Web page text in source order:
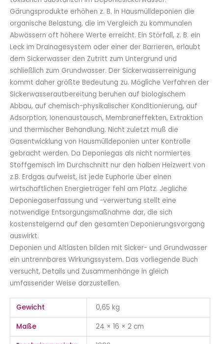
Gärungsprodukte erhöhen z. B. in Hausmülldeponien die
organische Belastung, die im Vergleich zu kommunalen
Abwässern oft höhere Werte erreicht. Ein Störfall, z. B. ein
Leck im Drai­nagesystem oder einer der Barrieren, erlaubt
dem Sickerwasser den Zutritt zum Untergrund und
schließlich zum Grundwasser. Der Sickerwasserreinigung
kommt daher größte Bedeutung zu. Mögliche Verfahren der
Sickerwasserautbereitung beruhen auf biologischem
Abbau, auf chemisch-physikalischer Kondi­tionierung, auf
Adsorption, Ionenaustausch, Membraneffekten, Extraktion
und thermischer Behandlung. Nicht zuletzt muß die
Gasentwicklung von Hausmülldeponien unter Kontrolle
gebracht werden. Da Deponiegas als nicht normiertes
Stoffgemisch im Durchschnitt nur den halben Heizwert von
z.B. Erdgas aufweist, ist jede Euphorie über einen
wirtschaftlichen Energieträger fehl am Platz. Jegliche
Deponiegaserfassung und -verwertung stellt eine
notwendige Entsorgungsmaßnahme dar, die sich
kostensteigernd auf den gesamten Deponierungsvorgang
auswirkt.
Deponien und Altlasten bilden mit Sicker- und Grundwasser
ein untrennbares Wirkungssystem. Das vorliegende Buch
versucht, Details und Zusammenhänge in gleich
umfassender Weise darzustellen.
Gewicht 0,65 kg
Maße 24 × 16 × 2 cm